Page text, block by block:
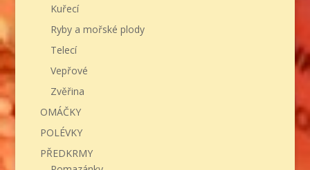
Kuřecí
Ryby a mořské plody
Telecí
Vepřové
Zvěřina
OMÁČKY
POLÉVKY
PŘEDKRMY